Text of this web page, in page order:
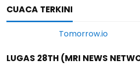
CUACA TERKINI
LUGAS 28TH (MRI NEWS